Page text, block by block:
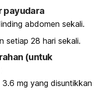
payudara
abdomen sekali.
setiap 28 hari sekali.
(untuk
mg yang disuntikkan